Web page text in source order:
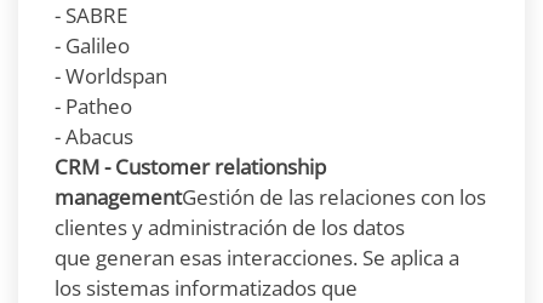
- SABRE
- Galileo
- Worldspan
- Patheo
- Abacus
CRM - Customer relationship
managementGestión de las relaciones con los
clientes y administración de los datos
que generan esas interacciones. Se aplica a
los sistemas informatizados que